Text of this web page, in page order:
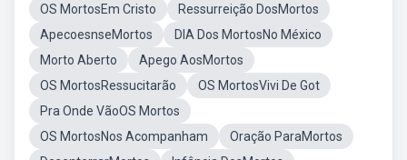
OS MortosEm Cristo
Ressurreição DosMortos
ApecoesnseMortos
DIA Dos MortosNo México
Morto Aberto
Apego AosMortos
OS MortosRessucitarão
OS MortosVivi De Got
Pra Onde VãoOS Mortos
OS MortosNos Acompanham
Oração ParaMortos